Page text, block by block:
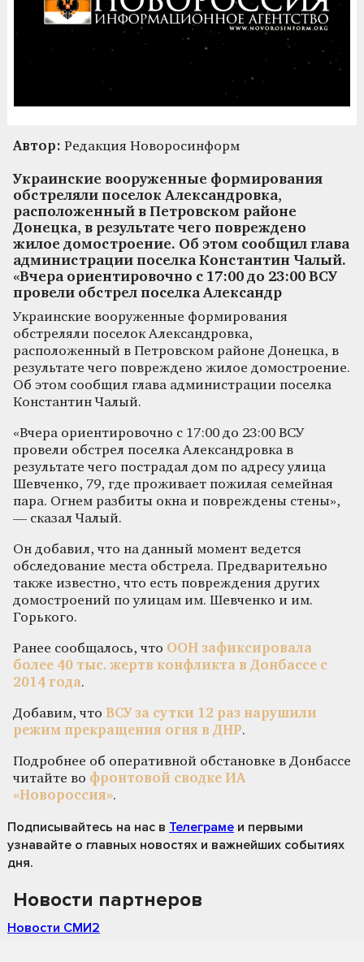
Автор: Редакция Новоросинформ
Украинские вооруженные формирования
обстреляли поселок Александровка,
расположенный в Петровском районе
Донецка, в результате чего повреждено
жилое домостроение. Об этом сообщил глава
администрации поселка Константин Чалый.
«Вчера ориентировочно с 17:00 до 23:00 ВСУ
провели обстрел поселка Александр
Украинские вооруженные формирования
обстреляли поселок Александровка,
расположенный в Петровском районе Донецка, в
результате чего повреждено жилое домостроение.
Об этом сообщил глава администрации поселка
Константин Чалый.
«Вчера ориентировочно с 17:00 до 23:00 ВСУ
провели обстрел поселка Александровка в
результате чего пострадал дом по адресу улица
Шевченко, 79, где проживает пожилая семейная
пара. Огнем разбиты окна и повреждены стены»,
— сказал Чалый.
Он добавил, что на данный момент ведется
обследование места обстрела. Предварительно
также известно, что есть повреждения других
домостроений по улицам им. Шевченко и им.
Горького.
Ранее сообщалось, что ООН зафиксировала
более 40 тыс. жертв конфликта в Донбассе с
2014 года.
Добавим, что ВСУ за сутки 12 раз нарушили
режим прекращения огня в ДНР.
Подробнее об оперативной обстановке в Донбассе
читайте во фронтовой сводке ИА
«Новороссия».
Подписывайтесь на нас в Телеграме и первыми
узнавайте о главных новостях и важнейших событиях
дня.
Новости партнеров
Новости СМИ2